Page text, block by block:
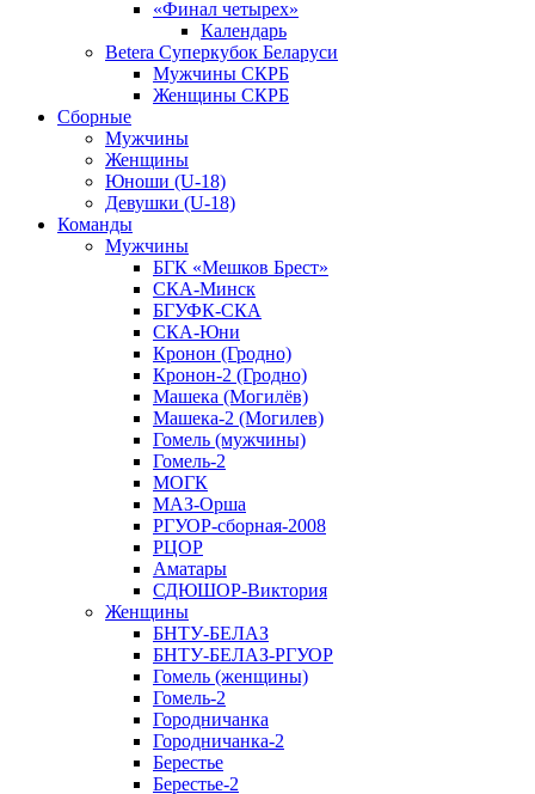
«Финал четырех»
Календарь
Betera Суперкубок Беларуси
Мужчины СКРБ
Женщины СКРБ
Сборные
Мужчины
Женщины
Юноши (U-18)
Девушки (U-18)
Команды
Мужчины
БГК «Мешков Брест»
СКА-Минск
БГУФК-СКА
СКА-Юни
Кронон (Гродно)
Кронон-2 (Гродно)
Машека (Могилёв)
Машека-2 (Могилев)
Гомель (мужчины)
Гомель-2
МОГК
МАЗ-Орша
РГУОР-сборная-2008
РЦОР
Аматары
СДЮШОР-Виктория
Женщины
БНТУ-БЕЛАЗ
БНТУ-БЕЛАЗ-РГУОР
Гомель (женщины)
Гомель-2
Городничанка
Городничанка-2
Берестье
Берестье-2